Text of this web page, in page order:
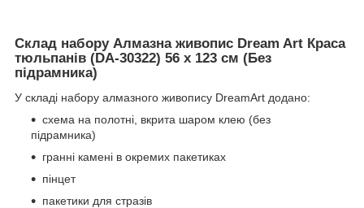
Склад набору Алмазна живопис Dream Art Краса
тюльпанів (DA-30322) 56 х 123 см (Без
підрамника)
У складі набору алмазного живопису DreamArt додано:
схема на полотні, вкрита шаром клею (без
підрамника)
гранні камені в окремих пакетиках
пінцет
пакетики для стразів